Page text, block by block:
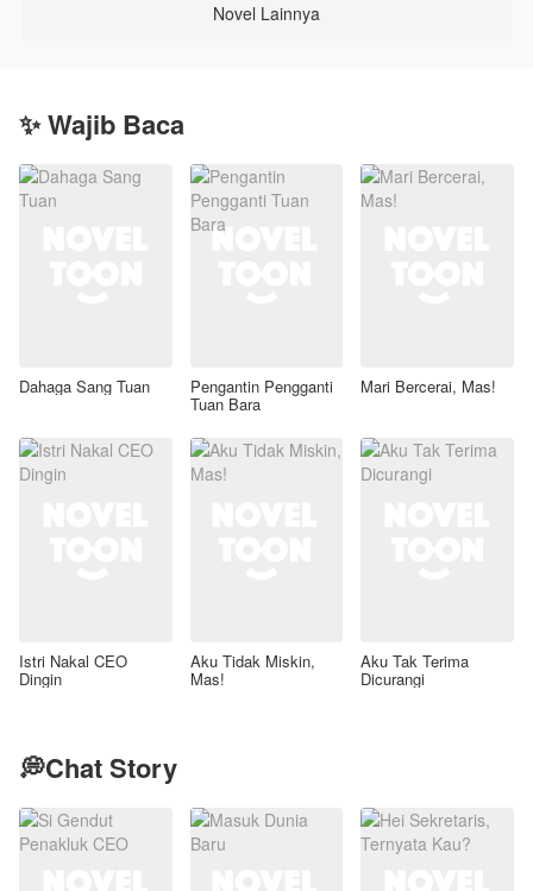
Novel Lainnya
✨ Wajib Baca
Dahaga Sang Tuan Pengantin Pengganti
Tuan Bara
Mari Bercerai, Mas!
Istri Nakal CEO
Dingin
Aku Tidak Miskin,
Mas!
Aku Tak Terima
Dicurangi
💭Chat Story